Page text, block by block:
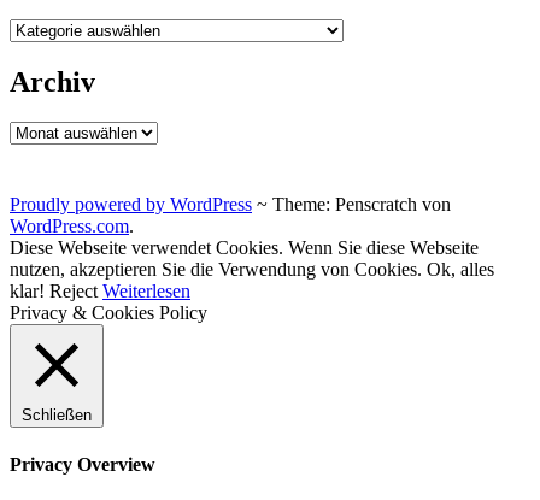
Kategorien
Archiv
Archiv
Proudly powered by WordPress ~ Theme: Penscratch von
WordPress.com.
Diese Webseite verwendet Cookies. Wenn Sie diese Webseite
nutzen, akzeptieren Sie die Verwendung von Cookies. Ok, alles
klar! Reject Weiterlesen
Privacy & Cookies Policy
Schließen
Privacy Overview